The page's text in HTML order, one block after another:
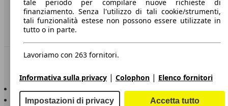
Servizi
Area rivenditori
Sempre con te
AutoScout24 per Android
tale periodo per compilare nuove richieste di
finanziamento. Senza l'utilizzo di tali cookie/strumenti,
tali funzionalità estese non possono essere utilizzate in
tutto o in parte.
Lavoriamo con 263 fornitori.
Informativa sulla privacy | Colophon | Elenco fornitori
Impostazioni di privacy Accetta tutto